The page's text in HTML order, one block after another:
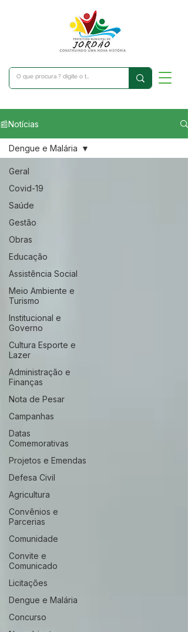
📰Notícias
Geral
Covid-19
Saúde
Gestão
Obras
Educação
Assistência Social
Meio Ambiente e
Turismo
Institucional e
Governo
Cultura Esporte e
Lazer
Administração e
Finanças
Nota de Pesar
Campanhas
Datas
Comemorativas
Projetos e Emendas
Defesa Civil
Agricultura
Convênios e
Parcerias
Comunidade
Convite e
Comunicado
Licitações
Dengue e Malária
Concurso
Dengue e Malária